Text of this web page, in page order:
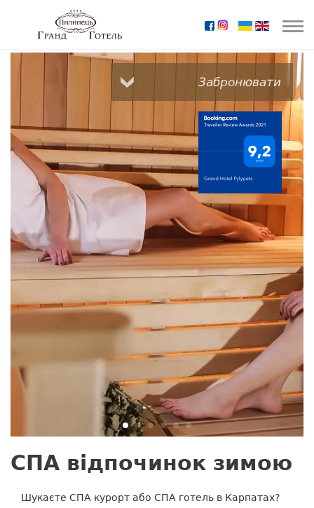
Забронювати
СПА відпочинок зимою
Шукаєте СПА курорт або СПА готель в Карпатах?